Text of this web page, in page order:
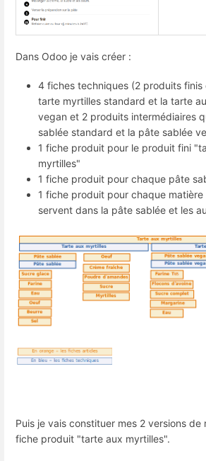
Dans Odoo je vais créer :
4 fiches techniques (2 produits finis
tarte myrtilles standard et la tarte
vegan et 2 produits intermédiaires
sablée standard et la pâte sablée
1 fiche produit pour le produit fini
myrtilles"
1 fiche produit pour chaque pâte
1 fiche produit pour chaque matière
servent dans la pâte sablée et les
Puis je vais constituer mes 2 versions de
fiche produit "tarte aux myrtilles".